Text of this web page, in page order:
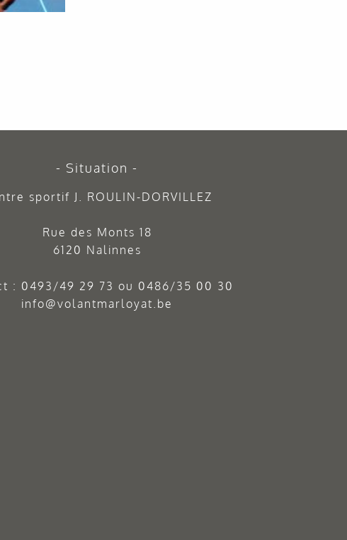
Situation
sportif J. ROULIN-DORVILLEZ
Rue des Monts 18
6120 Nalinnes
: 0493/49 29 73 ou 0486/35 00 30
info@volantmarloyat.be